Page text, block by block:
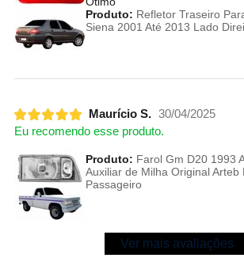
Produto: Refletor Traseiro
Siena 2001 Até 2013 Lado
Maurício S. 30/04/2025
Eu recomendo esse produto.
Produto: Farol Gm D20 1993
Auxiliar de Milha Original Arteb
Passageiro
Ver mais avaliações